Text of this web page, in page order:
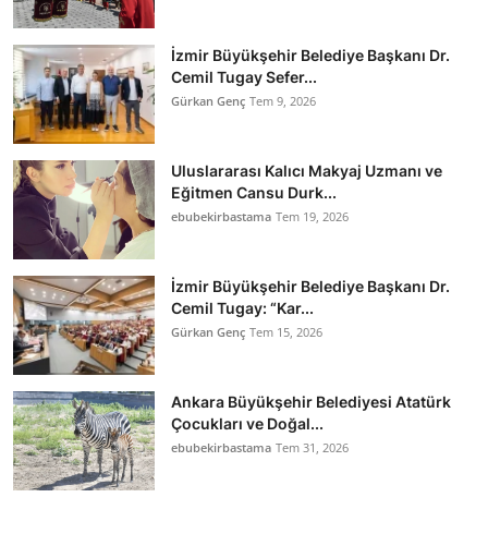
İzmir Büyükşehir Belediye Başkanı Dr.
Cemil Tugay Sefer...
Gürkan Genç Tem 9, 2026
Uluslararası Kalıcı Makyaj Uzmanı ve
Eğitmen Cansu Durk...
ebubekirbastama Tem 19, 2026
İzmir Büyükşehir Belediye Başkanı Dr.
Cemil Tugay: “Kar...
Gürkan Genç Tem 15, 2026
Ankara Büyükşehir Belediyesi Atatürk
Çocukları ve Doğal...
ebubekirbastama Tem 31, 2026